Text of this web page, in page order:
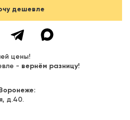
дешевле
цены!
- вернём разницу!
д.40.